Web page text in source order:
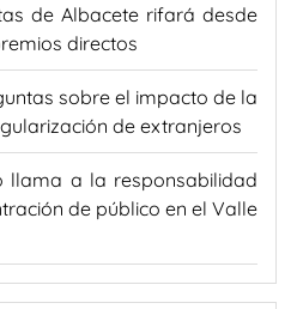
de Albacete rifará desde
directos
sobre el impacto de la
de extranjeros
llama a la responsabilidad
de público en el Valle